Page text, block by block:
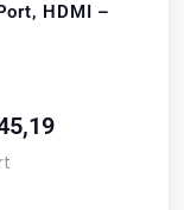
HDMI –